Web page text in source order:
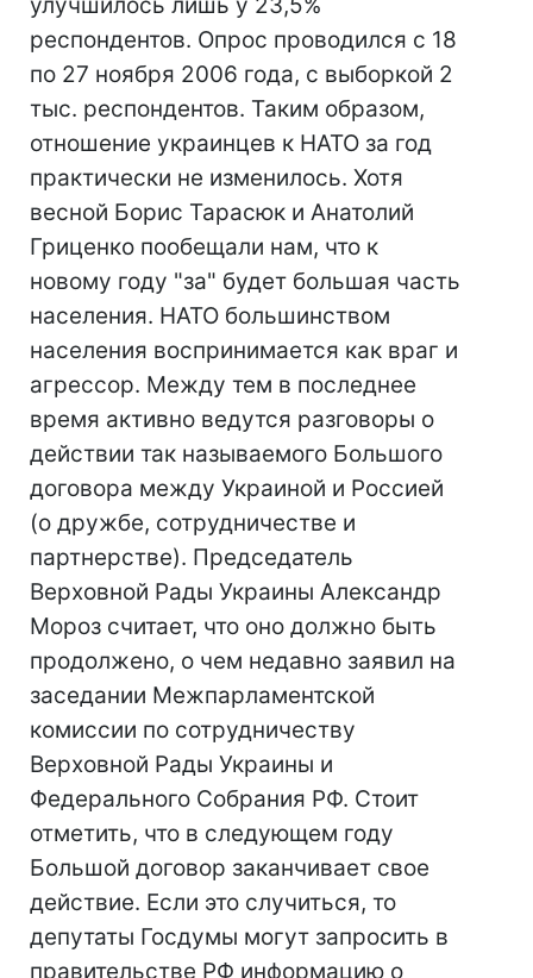
респондентов. Опрос проводился с 18
по 27 ноября 2006 года, с выборкой 2
тыс. респондентов. Таким образом,
отношение украинцев к НАТО за год
практически не изменилось. Хотя
весной Борис Тарасюк и Анатолий
Гриценко пообещали нам, что к
новому году "за" будет большая часть
населения. НАТО большинством
населения воспринимается как враг и
агрессор. Между тем в последнее
время активно ведутся разговоры о
действии так называемого Большого
договора между Украиной и Россией
(о дружбе, сотрудничестве и
партнерстве). Председатель
Верховной Рады Украины Александр
Мороз считает, что оно должно быть
продолжено, о чем недавно заявил на
заседании Межпарламентской
комиссии по сотрудничеству
Верховной Рады Украины и
Федерального Собрания РФ. Стоит
отметить, что в следующем году
Большой договор заканчивает свое
действие. Если это случиться, то
депутаты Госдумы могут запросить в
правительстве РФ информацию о